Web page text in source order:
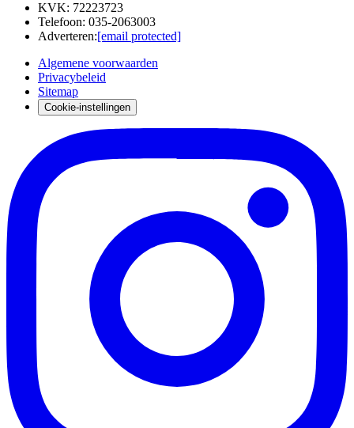
KVK: 72223723
Telefoon: 035-2063003
Adverteren:[email protected]
Algemene voorwaarden
Privacybeleid
Sitemap
Cookie-instellingen